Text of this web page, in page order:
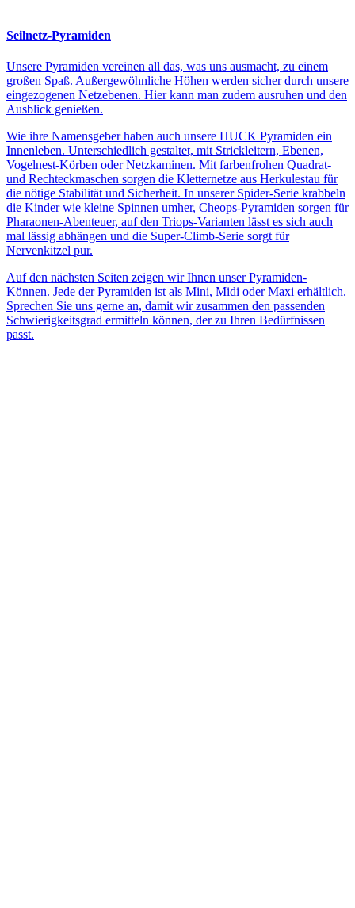
Seilnetz-Pyramiden
Unsere Pyramiden vereinen all das, was uns ausmacht, zu einem
großen Spaß. Außergewöhnliche Höhen werden sicher durch unsere
eingezogenen Netzebenen. Hier kann man zudem ausruhen und den
Ausblick genießen.
Wie ihre Namensgeber haben auch unsere HUCK Pyramiden ein
Innenleben. Unterschiedlich gestaltet, mit Strickleitern, Ebenen,
Vogelnest-Körben oder Netzkaminen. Mit farbenfrohen Quadrat-
und Rechteckmaschen sorgen die Kletternetze aus Herkulestau für
die nötige Stabilität und Sicherheit. In unserer Spider-Serie krabbeln
die Kinder wie kleine Spinnen umher, Cheops-Pyramiden sorgen für
Pharaonen-Abenteuer, auf den Triops-Varianten lässt es sich auch
mal lässig abhängen und die Super-Climb-Serie sorgt für
Nervenkitzel pur.
Auf den nächsten Seiten zeigen wir Ihnen unser Pyramiden-
Können. Jede der Pyramiden ist als Mini, Midi oder Maxi erhältlich.
Sprechen Sie uns gerne an, damit wir zusammen den passenden
Schwierigkeitsgrad ermitteln können, der zu Ihren Bedürfnissen
passt.